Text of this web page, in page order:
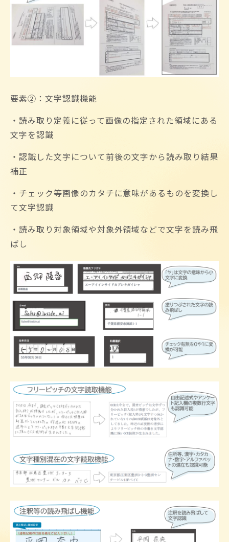
要素②：文字認識機能
・読み取り定義に従って画像の指定された領域にある
文字を認識
・認識した文字について前後の文字から読み取り結果
補正
・チェック等画像のカタチに意味があるものを変換し
て文字認識
・読み取り対象領域や対象外領域などで文字を読み飛
ばし